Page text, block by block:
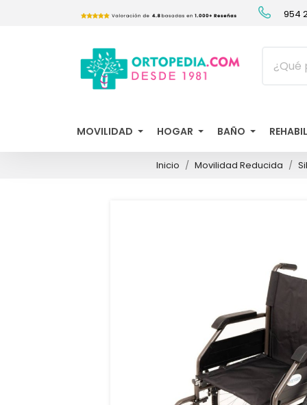
954
MOVILIDAD HOGAR BAÑO
Inicio Movilidad Reducida